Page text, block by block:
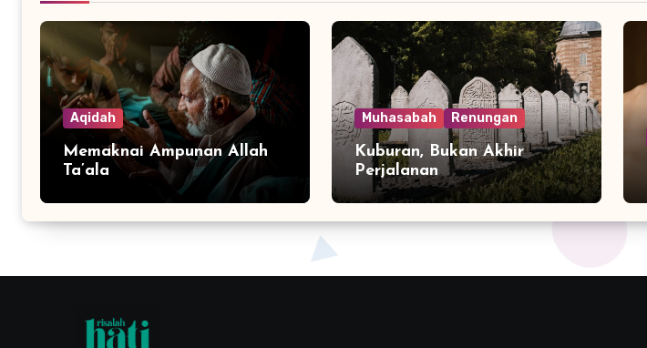
Aqidah
Memaknai Ampunan Allah
Ta’ala
Muhasabah Renungan
Kuburan, Bukan Akhir
Perjalanan